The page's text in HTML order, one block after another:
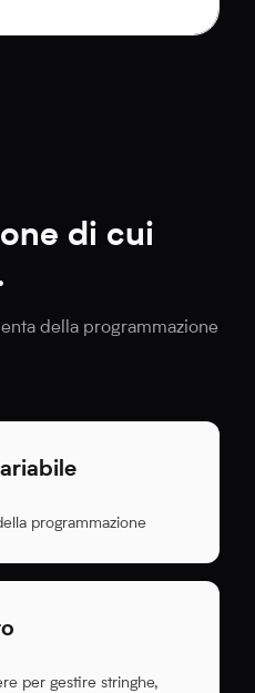
di cui
della programmazione
programmazione
per gestire stringhe,